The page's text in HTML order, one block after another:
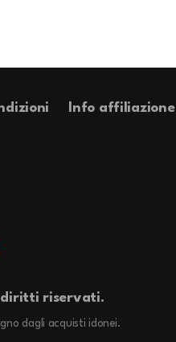
Info affiliazione
diritti riservati.
dagli acquisti idonei.